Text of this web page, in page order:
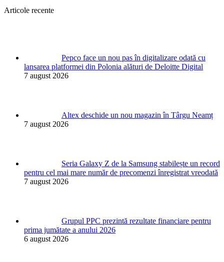
Articole recente
Pepco face un nou pas în digitalizare odată cu
lansarea platformei din Polonia alături de Deloitte Digital
7 august 2026
Altex deschide un nou magazin în Târgu Neamț
7 august 2026
Seria Galaxy Z de la Samsung stabilește un record
pentru cel mai mare număr de precomenzi înregistrat vreodată
7 august 2026
Grupul PPC prezintă rezultate financiare pentru
prima jumătate a anului 2026
6 august 2026